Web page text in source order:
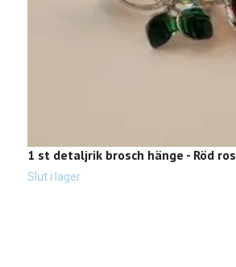
1 st detaljrik brosch hänge - Röd ros
Slut i lager